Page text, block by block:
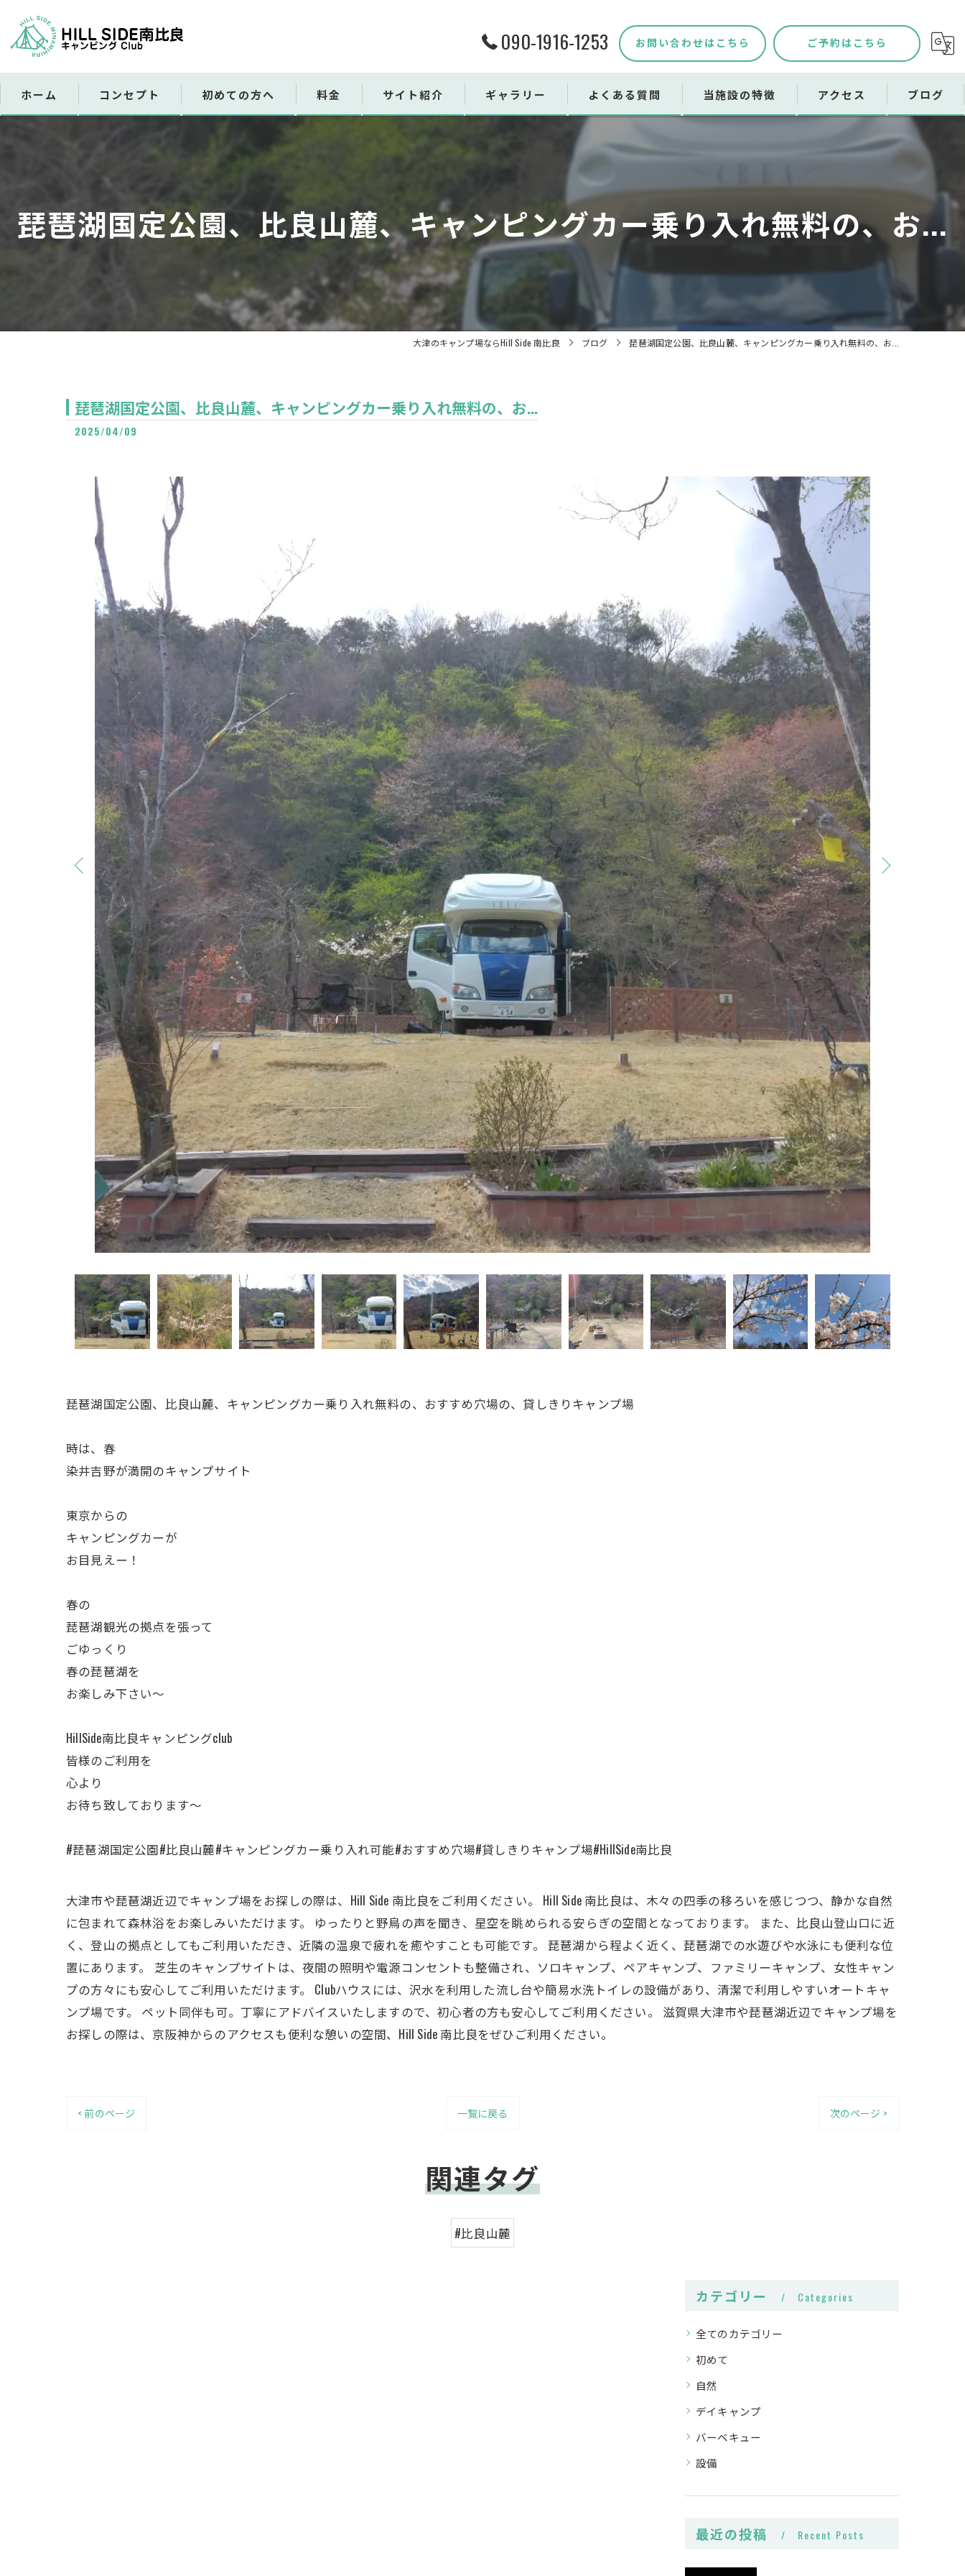
090-1916-1253 お問い合わせはこちら ご予約はこちら
ホーム コンセプト 初めての方へ 料金 サイト紹介 ギャラリー よくある質問 当施設の特徴
デイキャンプ
アクセス ブログ
琵琶湖国定公園、比良山麓、キャンピングカー乗り入れ無料の、お...
大津のキャンプ場ならHill Side 南比良 ブログ 琵琶湖国定公園、比良山麓、キャンピングカー乗り入れ無料の、お...
琵琶湖国定公園、比良山麓、キャンピングカー乗り入れ無料の、お...
2025/04/09
琵琶湖国定公園、比良山麓、キャンピングカー乗り入れ無料の、おすすめ穴場の、貸しきりキャンプ場
時は、春
染井吉野が満開のキャンプサイト
東京からの
キャンピングカーが
お目見えー！
春の
琵琶湖観光の拠点を張って
ごゆっくり
春の琵琶湖を
お楽しみ下さい～
HillSide南比良キャンピングclub
皆様のご利用を
心より
お待ち致しております～
#琵琶湖国定公園#比良山麓#キャンピングカー乗り入れ可能#おすすめ穴場#貸しきりキャンプ場#HillSide南比良
大津市や琵琶湖近辺でキャンプ場をお探しの際は、Hill Side 南比良をご利用ください。 Hill Side 南比良は、木々の四季の移ろいを感じつつ、静かな自然
に包まれて森林浴をお楽しみいただけます。 ゆったりと野鳥の声を聞き、星空を眺められる安らぎの空間となっております。 また、比良山登山口に近
く、登山の拠点としてもご利用いただき、近隣の温泉で疲れを癒やすことも可能です。 琵琶湖から程よく近く、琵琶湖での水遊びや水泳にも便利な位
置にあります。 芝生のキャンプサイトは、夜間の照明や電源コンセントも整備され、ソロキャンプ、ペアキャンプ、ファミリーキャンプ、女性キャン
プの方々にも安心してご利用いただけます。 Clubハウスには、沢水を利用した流し台や簡易水洗トイレの設備があり、清潔で利用しやすいオートキャ
ンプ場です。 ペット同伴も可。丁寧にアドバイスいたしますので、初心者の方も安心してご利用ください。 滋賀県大津市や琵琶湖近辺でキャンプ場を
お探しの際は、京阪神からのアクセスも便利な憩いの空間、Hill Side 南比良をぜひご利用ください。
< 前のページ 一覧に戻る 次のページ >
関連タグ
#比良山麓
カテゴリー Categories
全てのカテゴリー
初めて
自然
デイキャンプ
バーベキュー
設備
最近の投稿 Recent Posts